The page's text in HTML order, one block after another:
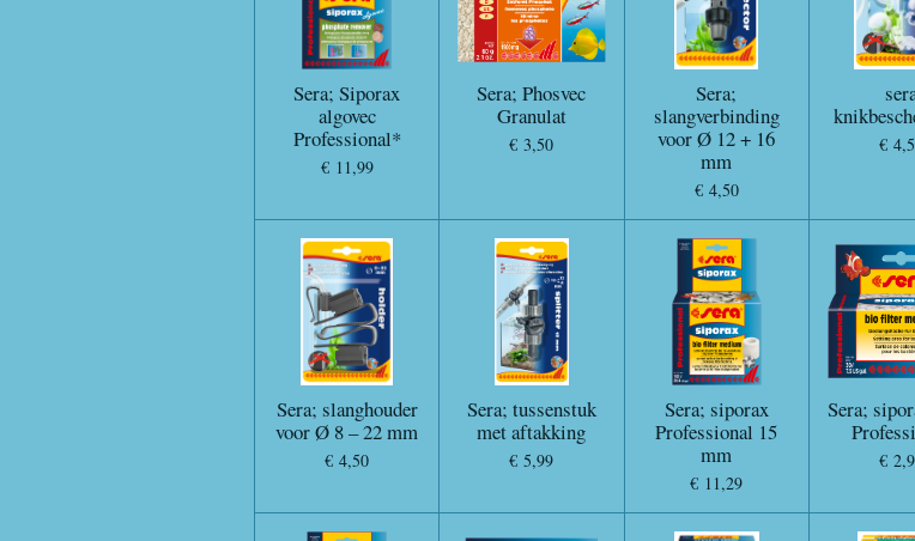
Sera; Siporax
algovec
Professional*
€ 11,99
Sera; Phosvec
Granulat
€ 3,50
Sera;
slangverbinding
voor Ø 12 + 16
mm
€ 4,50
€
Sera; slanghouder
voor Ø 8 – 22 mm
€ 4,50
Sera; tussenstuk
met aftakking
€ 5,99
Sera; siporax
Professional 15
mm
€ 11,29
Sera;
€